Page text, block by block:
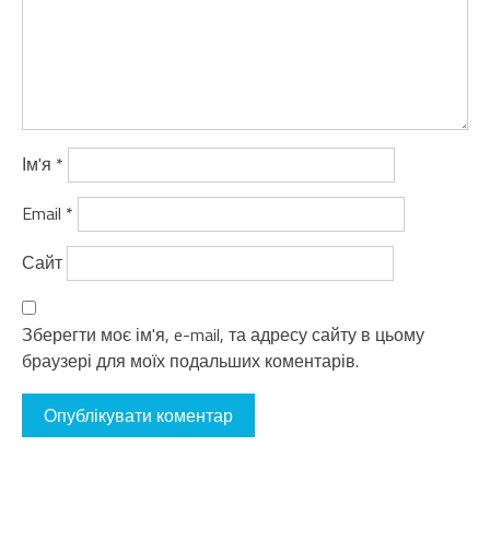
Ім'я *
Email *
Сайт
Зберегти моє ім'я, e-mail, та адресу сайту в цьому
браузері для моїх подальших коментарів.